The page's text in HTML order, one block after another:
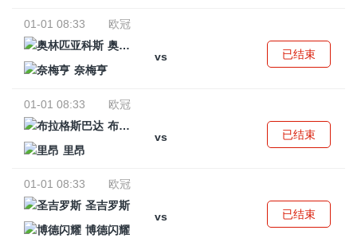
01-01 08:33
欧冠
奥林匹亚科斯
vs
奈梅亨
已结束
01-01 08:33
欧冠
布拉格斯巴达
vs
里昂
已结束
01-01 08:33
欧冠
圣吉罗斯
vs
博德闪耀
已结束